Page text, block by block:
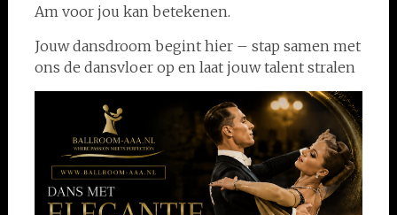
Am voor jou kan betekenen.
Jouw dansdroom begint hier – stap samen met
ons de dansvloer op en laat jouw talent stralen